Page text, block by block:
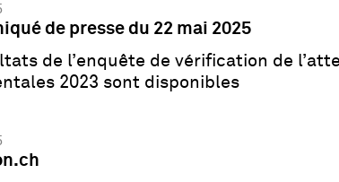
de presse du 22 mai 2025
de l’enquête de vérification de
2023 sont disponibles